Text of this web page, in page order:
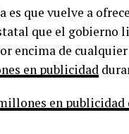
es que vuelve a
que el
encima de
en publicidad
en publicidad